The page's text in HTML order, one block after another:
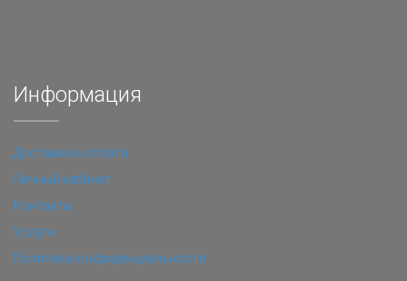
Информация
Доставка и оплата
Личный кабинет
Контакты
Услуги
Политика конфиденциальности